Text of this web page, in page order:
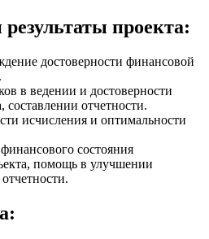
проекта:
достоверности финансовой
в ведении и достоверности
составлении отчетности.
исчисления и оптимальности
состояния
помощь в улучшении